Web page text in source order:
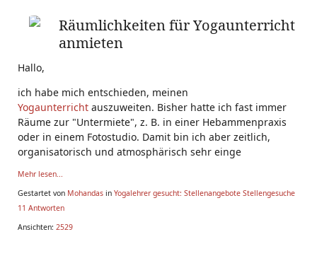
Räumlichkeiten für Yogaunterricht
anmieten
Hallo,
ich habe mich entschieden, meinen
Yogaunterricht auszuweiten. Bisher hatte ich fast immer
Räume zur "Untermiete", z. B. in einer Hebammenpraxis
oder in einem Fotostudio. Damit bin ich aber zeitlich,
organisatorisch und atmosphärisch sehr einge
Mehr lesen...
Gestartet von Mohandas in Yogalehrer gesucht: Stellenangebote Stellengesuche
11 Antworten
Ansichten: 2529